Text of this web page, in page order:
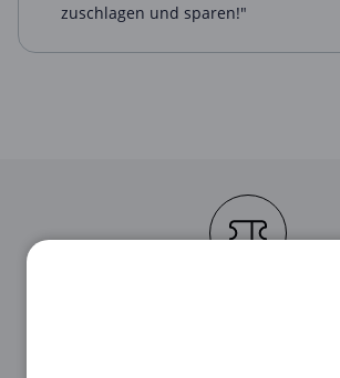
zuschlagen und sparen!"